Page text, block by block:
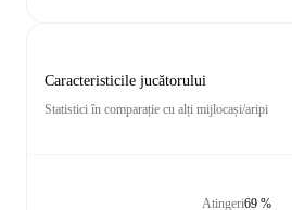
Caracteristicile jucătorului
Statistici în comparație cu alți mijlocași/aripi
Atingeri69 %